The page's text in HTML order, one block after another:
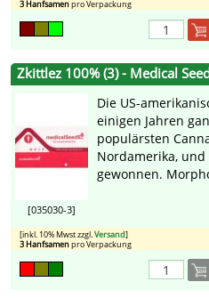
3 Hanfsamenpro Verpackung
Zkittlez 100% (3) - Medical
[035030-3]
Die US-
einigen Jahren
populärsten
Nordamerika,
gewonnen.
[inkl. 10% Mwst zzgl.Versand]
3 Hanfsamenpro Verpackung